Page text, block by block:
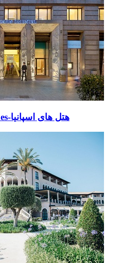
Palacio can Marques-هتل های اسپانیا